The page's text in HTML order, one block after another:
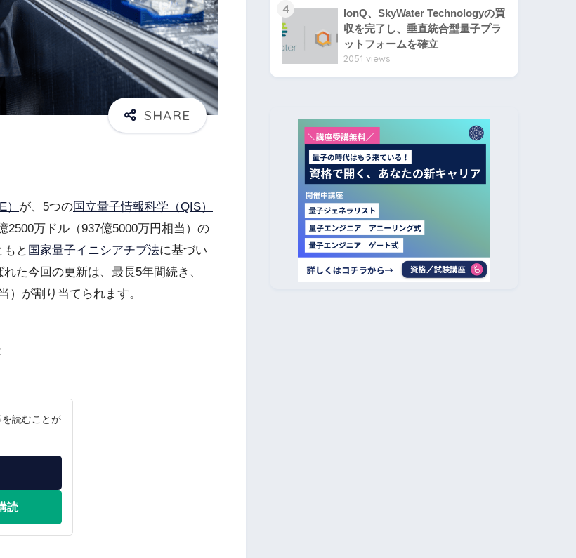
が、5つの国立量子情報科学（QIS）
2500万ドル（937億5000万円相当）の
と 国家量子イニシアチブ法に基づい
た今回の更新は、最長5年間続き、
）が割り当てられます。
読むことが
読
4
IonQ、SkyWater Technologyの買
収を完了し、垂直統合型量子プラ
ットフォームを確立
2051 views